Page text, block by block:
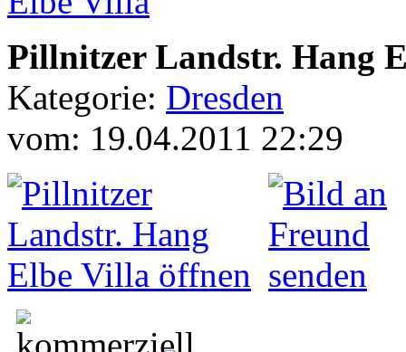
Pillnitzer Landstr. Hang
Kategorie: Dresden
vom: 19.04.2011 22:29